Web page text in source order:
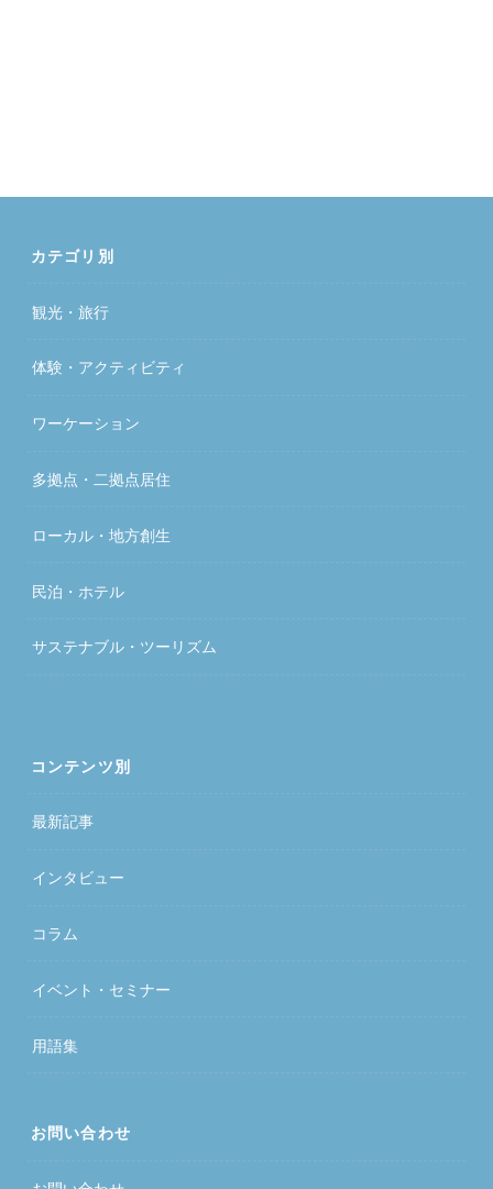
カテゴリ別
観光・旅行
体験・アクティビティ
ワーケーション
多拠点・二拠点居住
ローカル・地方創生
民泊・ホテル
サステナブル・ツーリズム
コンテンツ別
最新記事
インタビュー
コラム
イベント・セミナー
用語集
お問い合わせ